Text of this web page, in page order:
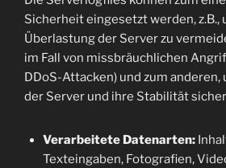
Sicherheit eingesetzt werden, z.B.,
Überlastung der Server zu
im Fall von missbräuchlichen
DDoS-Attacken) und zum
der Server und ihre Stabilität
Verarbeitete Datenarten:
Texteingaben, Fotografien,